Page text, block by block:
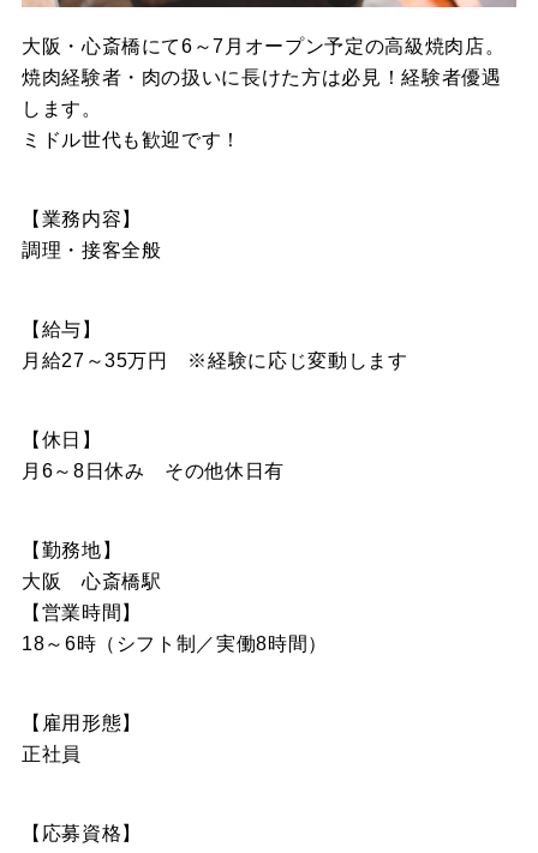
大阪・心斎橋にて6～7月オープン予定の高級焼肉店。
焼肉経験者・肉の扱いに長けた方は必見！経験者優遇
します。
ミドル世代も歓迎です！
【業務内容】
調理・接客全般
【給与】
月給27～35万円 ※経験に応じ変動します
【休日】
月6～8日休み その他休日有
【勤務地】
大阪 心斎橋駅
【営業時間】
18～6時 （シフト制／実働8時間）
【雇用形態】
正社員
【応募資格】